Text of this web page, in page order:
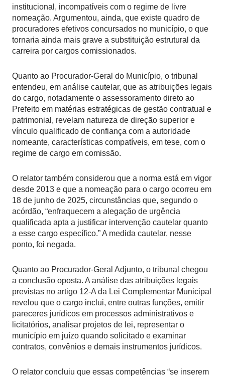
institucional, incompatíveis com o regime de livre
nomeação. Argumentou, ainda, que existe quadro de
procuradores efetivos concursados no município, o que
tornaria ainda mais grave a substituição estrutural da
carreira por cargos comissionados.
Quanto ao Procurador-Geral do Município, o tribunal
entendeu, em análise cautelar, que as atribuições legais
do cargo, notadamente o assessoramento direto ao
Prefeito em matérias estratégicas de gestão contratual e
patrimonial, revelam natureza de direção superior e
vínculo qualificado de confiança com a autoridade
nomeante, características compatíveis, em tese, com o
regime de cargo em comissão.
O relator também considerou que a norma está em vigor
desde 2013 e que a nomeação para o cargo ocorreu em
18 de junho de 2025, circunstâncias que, segundo o
acórdão, “enfraquecem a alegação de urgência
qualificada apta a justificar intervenção cautelar quanto
a esse cargo específico.” A medida cautelar, nesse
ponto, foi negada.
Quanto ao Procurador-Geral Adjunto, o tribunal chegou
a conclusão oposta. A análise das atribuições legais
previstas no artigo 12-A da Lei Complementar Municipal
revelou que o cargo inclui, entre outras funções, emitir
pareceres jurídicos em processos administrativos e
licitatórios, analisar projetos de lei, representar o
município em juízo quando solicitado e examinar
contratos, convênios e demais instrumentos jurídicos.
O relator concluiu que essas competências “se inserem